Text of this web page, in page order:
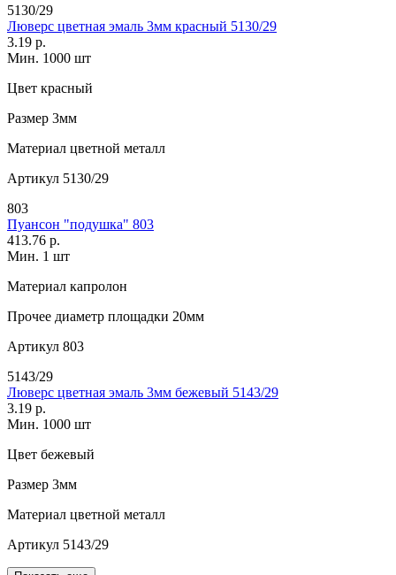
5130/29
Люверс цветная эмаль 3мм красный 5130/29
3.19 р.
Мин. 1000 шт
Цвет красный
Размер 3мм
Материал цветной металл
Артикул 5130/29
803
Пуансон "подушка" 803
413.76 р.
Мин. 1 шт
Материал капролон
Прочее диаметр площадки 20мм
Артикул 803
5143/29
Люверс цветная эмаль 3мм бежевый 5143/29
3.19 р.
Мин. 1000 шт
Цвет бежевый
Размер 3мм
Материал цветной металл
Артикул 5143/29